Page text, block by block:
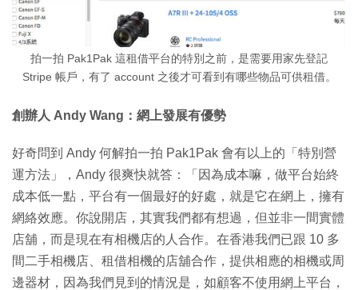
拍一拍 Pak1Pak 這租借平台的特別之前，是需要用家先登記
Stripe 帳戶，有了 account 之後才可看到有哪些物品可供租借。
創辦人 Andy Wang：網上發展有優勢
好奇問到 Andy 何解拍一拍 Pak1Pak 會有以上的「特別營
運方法」，Andy 很爽快就答：「因為成本嘛，做平台始終
成本低一點，平台有一個最好的好處，就是它在網上，擁有
網絡效應。你說開店，其實我們都有想過，但並非一間實體
店舖，而是現在有相機店的人合作。在香港我們已跟 10 多
間二手相機店、租借相機的店舖合作，提供相應的相機或周
邊器材，因為我們見到的情況是，如顧客不使用網上平台，